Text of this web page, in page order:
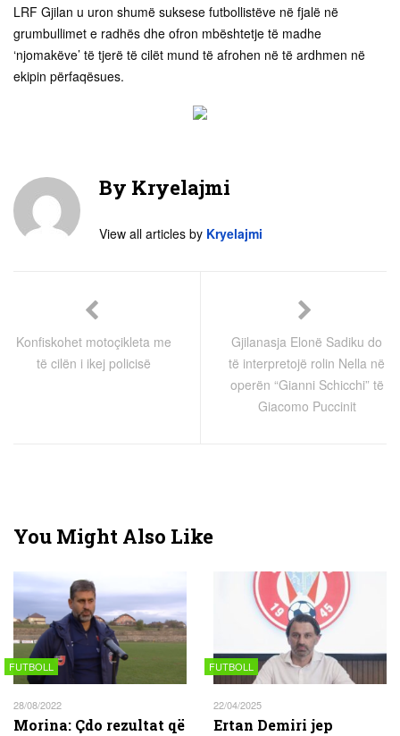
LRF Gjilan u uron shumë suksese futbollistëve në fjalë në
grumbullimet e radhës dhe ofron mbështetje të madhe
‘njomakëve’ të tjerë të cilët mund të afrohen në të ardhmen në
ekipin përfaqësues.
By Kryelajmi
View all articles by Kryelajmi
Konfiskohet motoçikleta me
të cilën i ikej policisë
Gjilanasja Elonë Sadiku do
të interpretojë rolin Nella në
operën “Gianni Schicchi” të
Giacomo Puccinit
You Might Also Like
FUTBOLL
28/08/2022
Morina: Çdo rezultat që
FUTBOLL
22/04/2025
Ertan Demiri jep